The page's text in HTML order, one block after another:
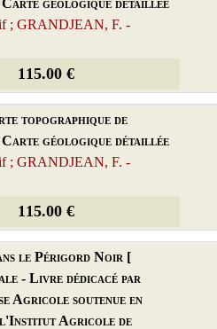
géologique détaillée
; GRANDJEAN, F. -
115.00 €
topographique de
géologique détaillée
; GRANDJEAN, F. -
115.00 €
le Périgord Noir [
- Livre dédicacé par
Agricole soutenue en
Agricole de